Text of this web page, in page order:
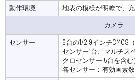
動作環境
地表の模様が明瞭で、充
カメラ
センサー
6台の1/2.9インチCMOS
センサー1台、マルチス
クロセンサー 5台を含む
各センサー：有効画素数